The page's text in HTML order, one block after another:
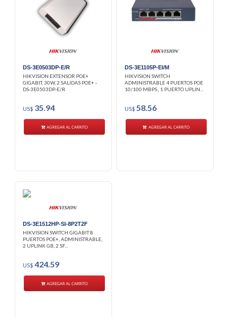
DS-3E0503DP-E/R
HIKVISION EXTENSOR POE+
GIGABIT, 30W, 2 SALIDAS POE+ -
DS-3E0503DP-E/R
US$ 35.94
AGREGAR AL CARRITO
DS-3E1105P-EI/M
HIKVISION SWITCH
ADMINISTRABLE 4 PUERTOS POE
10/100 MBPS., 1 PUERTO UPLIN...
US$58.56
AGREGAR AL CARRITO
DS-3E1512HP-SI-8P2T2F
HIKVISION SWITCH GIGABIT 8
PUERTOS POE+, ADMINISTRABLE,
2 UPLINK GB, 2 SF...
US$ 424.59
AGREGAR AL CARRITO